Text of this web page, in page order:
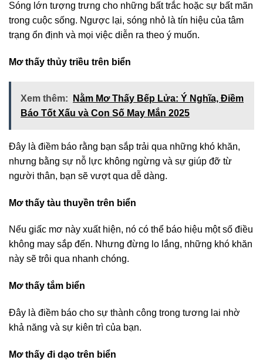
Sóng lớn tượng trưng cho những bất trắc hoặc sự bất mãn
trong cuộc sống. Ngược lại, sóng nhỏ là tín hiệu của tâm
trạng ổn định và mọi việc diễn ra theo ý muốn.
Mơ thấy thủy triều trên biển
Xem thêm:
Nằm Mơ Thấy Bếp Lửa: Ý Nghĩa, Điềm
Báo Tốt Xấu và Con Số May Mắn 2025
Đây là điềm báo rằng bạn sắp trải qua những khó khăn,
nhưng bằng sự nỗ lực không ngừng và sự giúp đỡ từ
người thân, bạn sẽ vượt qua dễ dàng.
Mơ thấy tàu thuyền trên biển
Nếu giấc mơ này xuất hiện, nó có thể báo hiệu một số điều
không may sắp đến. Nhưng đừng lo lắng, những khó khăn
này sẽ trôi qua nhanh chóng.
Mơ thấy tắm biển
Đây là điềm báo cho sự thành công trong tương lai nhờ
khả năng và sự kiên trì của bạn.
Mơ thấy đi dạo trên biển